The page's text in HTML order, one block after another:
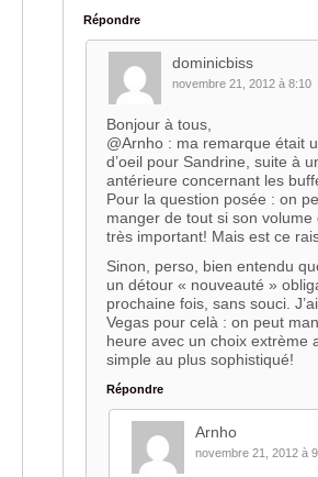
Répondre
dominicbiss
novembre 21, 2012 à 8:10
Bonjour à tous,
@Arnho : ma remarque était
d’oeil pour Sandrine, suite à
antérieure concernant les
Pour la question posée : on
manger de tout si son volume
très important! Mais est ce
Sinon, perso, bien entendu
un détour « nouveauté »
prochaine fois, sans souci.
Vegas pour celà : on peut
heure avec un choix extrème
simple au plus sophistiqué!
Répondre
Arnho
novembre 21, 2012 à